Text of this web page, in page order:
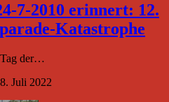
7-2010 erinnert: 12.
Katastrophe
Tag der…
Juli 2022